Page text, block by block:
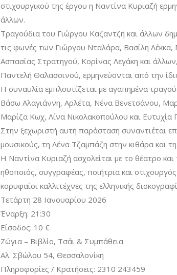
στιχουργικού της έργου η Ναντίνα Κυριαζή
άλλων.
Τραγούδια του Γιώργου Καζαντζή και άλλων
τις φωνές των Γιώργου Νταλάρα, Βασίλη
Ασπασίας Στρατηγού, Κορίνας Λεγάκη και
Παντελή Θαλασσινού, ερμηνεύονται από την
Η συναυλία εμπλουτίζεται με αγαπημένα
Βάσω Αλαγιάννη, Αρλέτα, Νένα Βενετσάνου,
Μαρίζα Κωχ, Λίνα Νικολακοπούλου και
Στην ξεχωριστή αυτή παράσταση συναντιέται
μουσικούς, τη Λένα Τζαμπάζη στην κιθάρα και
Η Ναντίνα Κυριαζή ασχολείται με το θέατρο και
ηθοποιός, συγγραφέας, ποιήτρια και
κορυφαίοι καλλιτέχνες της ελληνικής
Τετάρτη 28 Ιανουαρίου 2026
Έναρξη: 21:30
Είσοδος: 10 €
Ζώγια – Βιβλίο, Τσάι & Συμπάθεια
Αλ. Σβώλου 54, Θεσσαλονίκη
Πληροφορίες / Κρατήσεις: 2310 243459